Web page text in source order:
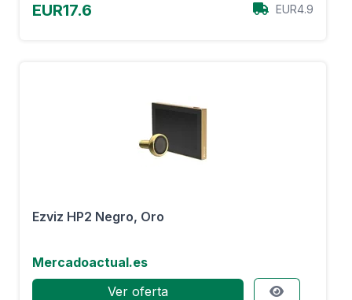
EUR17.6 EUR4.9
Ezviz HP2 Negro, Oro
Mercadoactual.es
Ver oferta